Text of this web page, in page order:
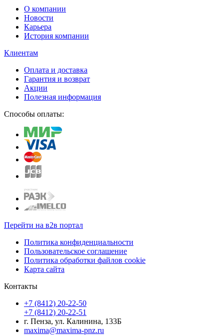
О компании
Новости
Карьера
История компании
Клиентам
Оплата и доставка
Гарантия и возврат
Акции
Полезная информация
Способы оплаты:
Перейти на в2в портал
Политика конфиденциальности
Пользовательское соглашение
Политика обработки файлов cookie
Карта сайта
Контакты
+7 (8412) 20-22-50
+7 (8412) 20-22-51
г. Пенза, ул. Калинина, 133Б
maxima@maxima-pnz.ru